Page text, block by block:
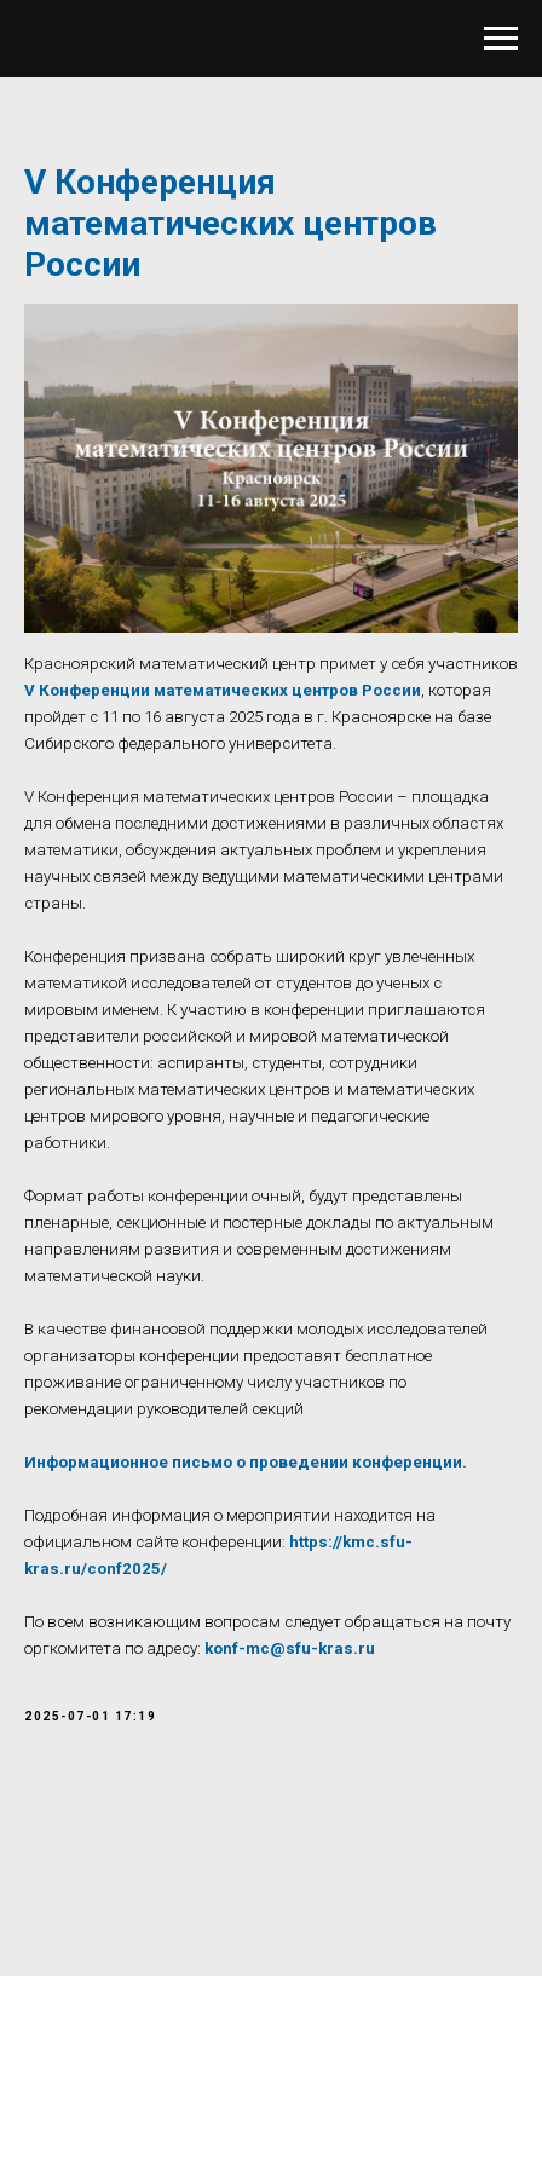
V Конференция
математических центров
России
Красноярский математический центр примет у себя участников
V Конференции математических центров России , которая
пройдет с 11 по 16 августа 2025 года в г. Красноярске на базе
Сибирского федерального университета.
V Конференция математических центров России – площадка
для обмена последними достижениями в различных областях
математики, обсуждения актуальных проблем и укрепления
научных связей между ведущими математическими центрами
страны.
Конференция призвана собрать широкий круг увлеченных
математикой исследователей от студентов до ученых с
мировым именем. К участию в конференции приглашаются
представители российской и мировой математической
общественности: аспиранты, студенты, сотрудники
региональных математических центров и математических
центров мирового уровня, научные и педагогические
работники.
Формат работы конференции очный, будут представлены
пленарные, секционные и постерные доклады по актуальным
направлениям развития и современным достижениям
математической науки.
В качестве финансовой поддержки молодых исследователей
организаторы конференции предоставят бесплатное
проживание ограниченному числу участников по
рекомендации руководителей секций
Информационное письмо о проведении конференции.
Подробная информация о мероприятии находится на
официальном сайте конференции: https://kmc.sfu-
kras.ru/conf2025/
По всем возникающим вопросам следует обращаться на почту
оргкомитета по адресу: konf-mc@sfu-kras.ru
2025-07-01 17:19